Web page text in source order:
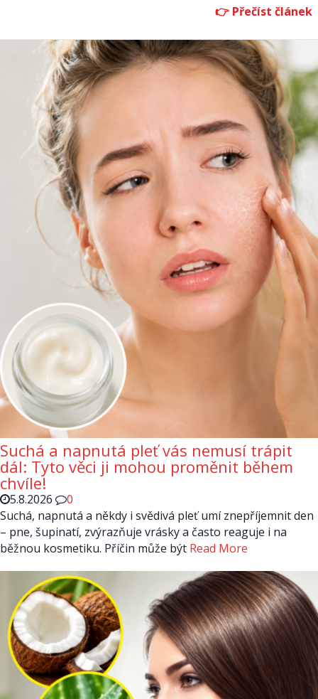
Suchá a napnutá pleť vás nemusí trápit
dál: Tyto věci ji mohou proměnit během
chvíle!
5.8.2026
0
Suchá, napnutá a někdy i svědivá pleť umí znepříjemnit den
– pne, šupinatí, zvýrazňuje vrásky a často reaguje i na
běžnou kosmetiku. Příčin může být Read More